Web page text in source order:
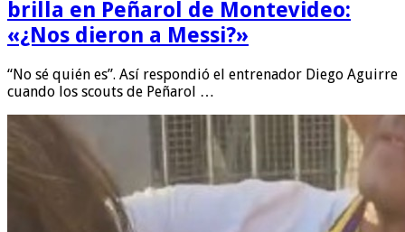
brilla en Peñarol de Montevideo:
«¿Nos dieron a Messi?»
“No sé quién es”. Así respondió el entrenador Diego Aguirre
cuando los scouts de Peñarol …